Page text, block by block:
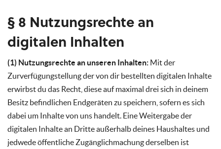
§ 8 Nutzungsrechte an
digitalen Inhalten
(1) Nutzungsrechte an unseren Inhalten: Mit der
Zurverfügungstellung der von dir bestellten digitalen Inhalte
erwirbst du das Recht, diese auf maximal drei sich in deinem
Besitz befindlichen Endgeräten zu speichern, sofern es sich
dabei um Inhalte von uns handelt. Eine Weitergabe der
digitalen Inhalte an Dritte außerhalb deines Haushaltes und
jedwede öffentliche Zugänglichmachung derselben ist